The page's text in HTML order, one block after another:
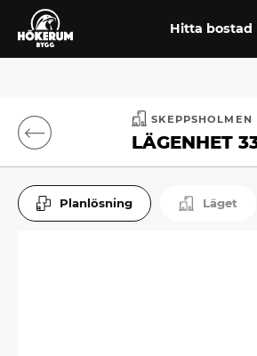
Hitta bostad
SKEPPSHOLMEN
LÄGENHET
Planlösning Läget